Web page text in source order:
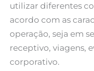
utilizar diferentes
acordo com as
operação, seja em
receptivo, viagens,
corporativo.